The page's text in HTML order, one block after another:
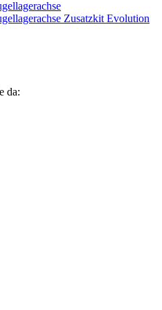
Zusatzkit Evolution
da: